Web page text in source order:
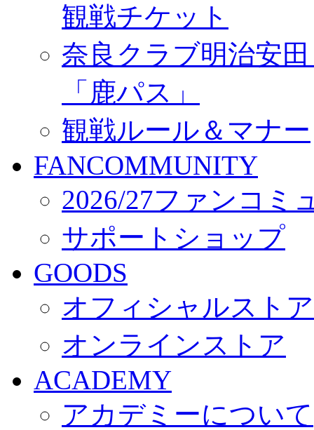
観戦チケット
奈良クラブ明治安
「鹿パス」
観戦ルール＆マナー
FANCOMMUNITY
2026/27ファンコミ
サポートショップ
GOODS
オフィシャルスト
オンラインストア
ACADEMY
アカデミーについて